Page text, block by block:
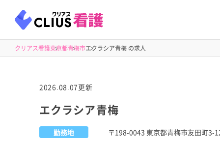
クリアス看護東京都青梅市エクラシア青梅 の求人
2026.08.07更新
エクラシア青梅
勤務地 〒198-0043 東京都青梅市友田町3-